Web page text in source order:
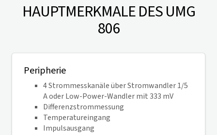
HAUPTMERKMALE DES UMG
806
Peripherie
4 Strommesskanäle über Stromwandler 1/5
A oder Low-Power-Wandler mit 333 mV
Differenzstrommessung
Temperatureingang
Impulsausgang